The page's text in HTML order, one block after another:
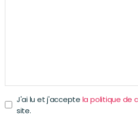
J'ai lu et j'accepte la politique de
site.